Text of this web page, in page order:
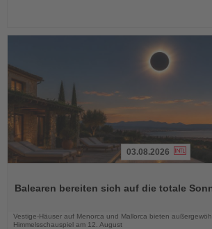
die
03.08.2026
Balearen bereiten sich auf die totale
Vestige-Häuser auf Menorca und Mallorca bieten
Himmelsschauspiel am 12. August